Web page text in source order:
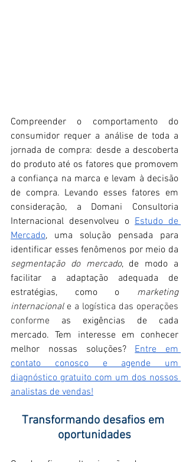
Compreender o comportamento do
consumidor requer a análise de toda a
jornada de compra: desde a descoberta
do produto até os fatores que promovem
a confiança na marca e levam à decisão
de compra. Levando esses fatores em
consideração, a Domani Consultoria
Internacional desenvolveu o Estudo de
Mercado, uma solução pensada para
segmentação do mercado, de modo a
facilitar a adaptação adequada de
estratégias, como o marketing
internacional e a logística das operações
conforme as exigências de cada
mercado. Tem interesse em conhecer
melhor nossas soluções? Entre em
contato conosco e agende um
diagnóstico gratuito com um dos nossos
analistas de vendas!
Transformando desafios em
oportunidades